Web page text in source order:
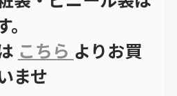
こちら よりお買
ませ